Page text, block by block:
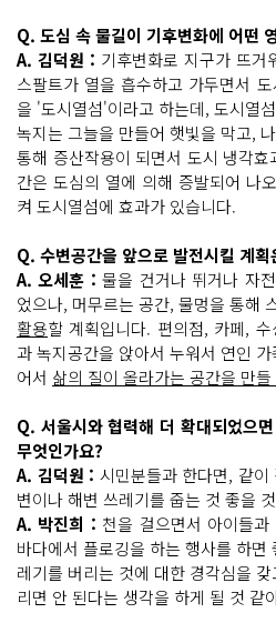
Q. 도심 속 물길이 기후변화에 어떤
A. 김덕원 : 기후변화로 지구가 뜨
스팔트가 열을 흡수하고 가두면서
을 '도시열섬'이라고 하는데, 도시열
녹지는 그늘을 만들어 햇빛을 막고,
통해 증산작용이 되면서 도시 냉각
간은 도심의 열에 의해 증발되어 나
켜 도시열섬에 효과가 있습니다.
Q. 수변공간을 앞으로 발전시킬 계
A. 오세훈 : 물을 건거나 뛰거나 자
었으나, 머무르는 공간, 물멍을 통해
활용할 계획입니다. 편의점, 카페,
과 녹지공간을 앉아서 누워서 연인
어서 삶의 질이 올라가는 공간을 만들
Q. 서울시와 협력해 더 확대되었으
무엇인가요?
A. 김덕원 : 시민분들과 한다면, 같
변이나 해변 쓰레기를 줍는 것 좋을
A. 박진희 : 천을 걸으면서 아이들
바다에서 플로깅을 하는 행사를 하
레기를 버리는 것에 대한 경각심을
리면 안 된다는 생각을 하게 될 것 같